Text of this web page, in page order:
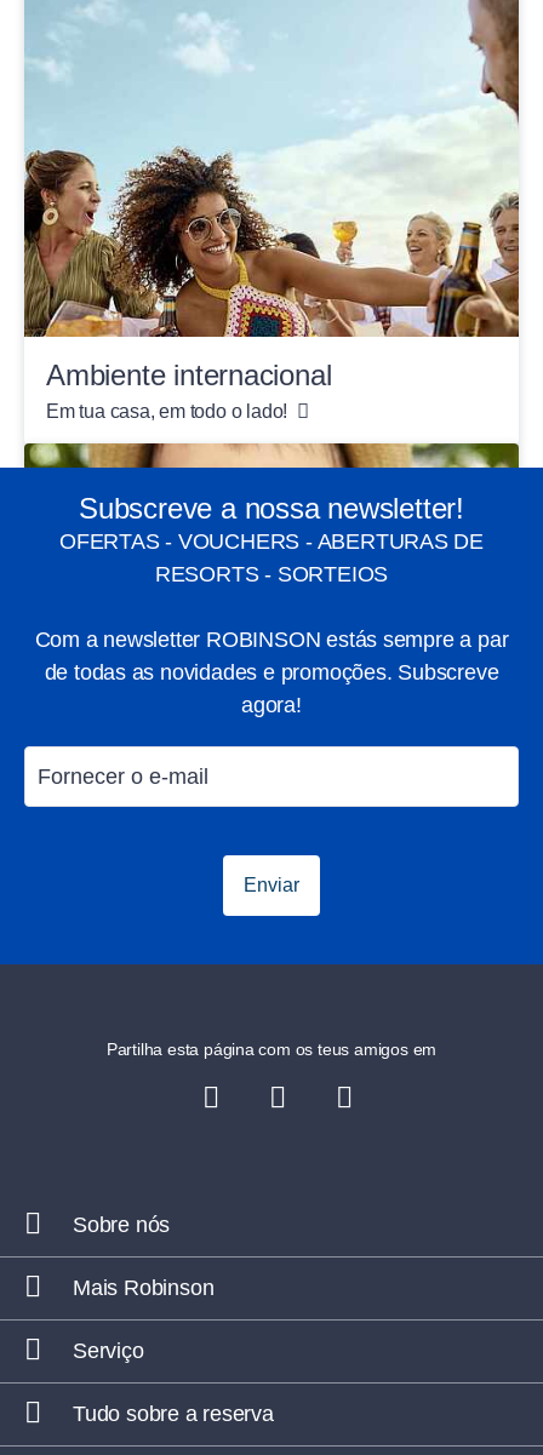
Ambiente internacional
Em tua casa, em todo o lado!
Sustentabilidade
Subscreve a nossa newsletter!
OFERTAS - VOUCHERS - ABERTURAS DE
RESORTS - SORTEIOS
Com a newsletter ROBINSON estás sempre a par
de todas as novidades e promoções. Subscreve
agora!
Enviar
Partilha esta página com os teus amigos em
Sobre nós
Mais Robinson
Serviço
Tudo sobre a reserva